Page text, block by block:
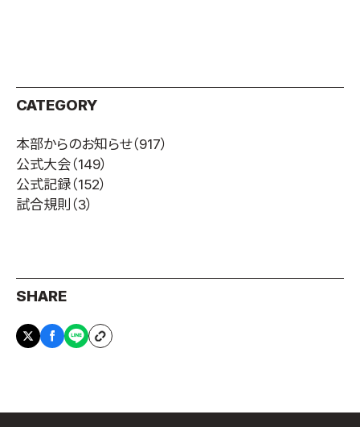
CATEGORY
本部からのお知らせ（917）
公式大会（149）
公式記録（152）
試合規則 （3）
SHARE